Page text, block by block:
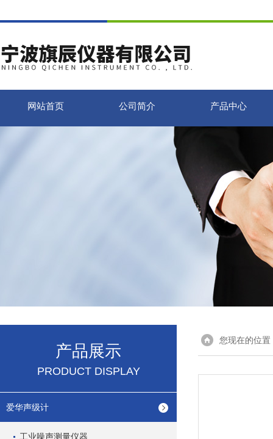
网站首页 公司简介 产品中心
产品展示
PRODUCT DISPLAY
爱华声级计
工业噪声测量仪器
您现在的位置